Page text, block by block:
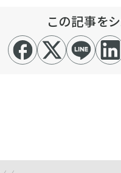
この記事を